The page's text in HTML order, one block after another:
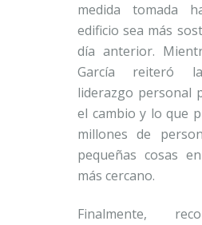
medida tomada
edificio sea más
día anterior.
García reiteró
liderazgo personal
el cambio y lo que
millones de
pequeñas cosas
más cercano.
Finalmente,